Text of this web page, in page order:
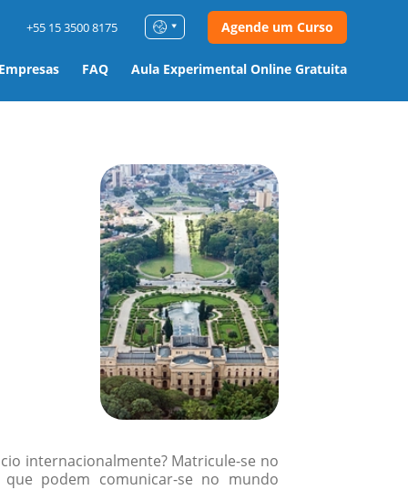
FAQ Aula Experimental Online Gratuita
+55 15 3500 8175 Agende um Curso
internacionalmente? Matricule-se no
podem comunicar-se no mundo